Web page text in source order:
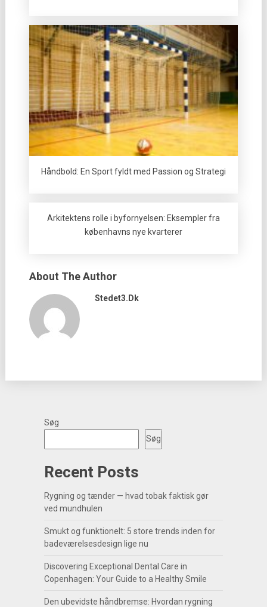
Håndbold: En Sport fyldt med Passion og Strategi
Arkitektens rolle i byfornyelsen: Eksempler fra
københavns nye kvarterer
About The Author
Stedet3.dk
Søg
Søg
Recent Posts
Rygning og tænder — hvad tobak faktisk gør
ved mundhulen
Smukt og funktionelt: 5 store trends inden for
badeværelsesdesign lige nu
Discovering Exceptional Dental Care in
Copenhagen: Your Guide to a Healthy Smile
Den ubevidste håndbremse: Hvordan rygning